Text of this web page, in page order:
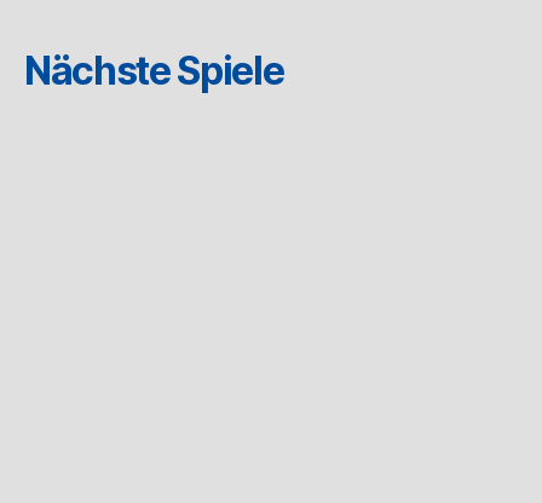
Nächste Spiele